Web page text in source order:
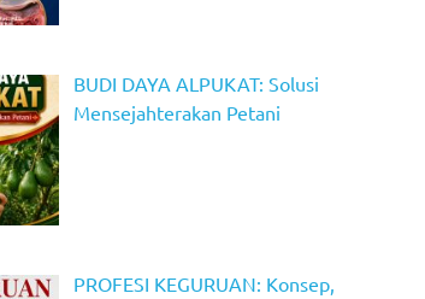
BUDI DAYA ALPUKAT: Solusi
Mensejahterakan Petani
PROFESI KEGURUAN: Konsep,